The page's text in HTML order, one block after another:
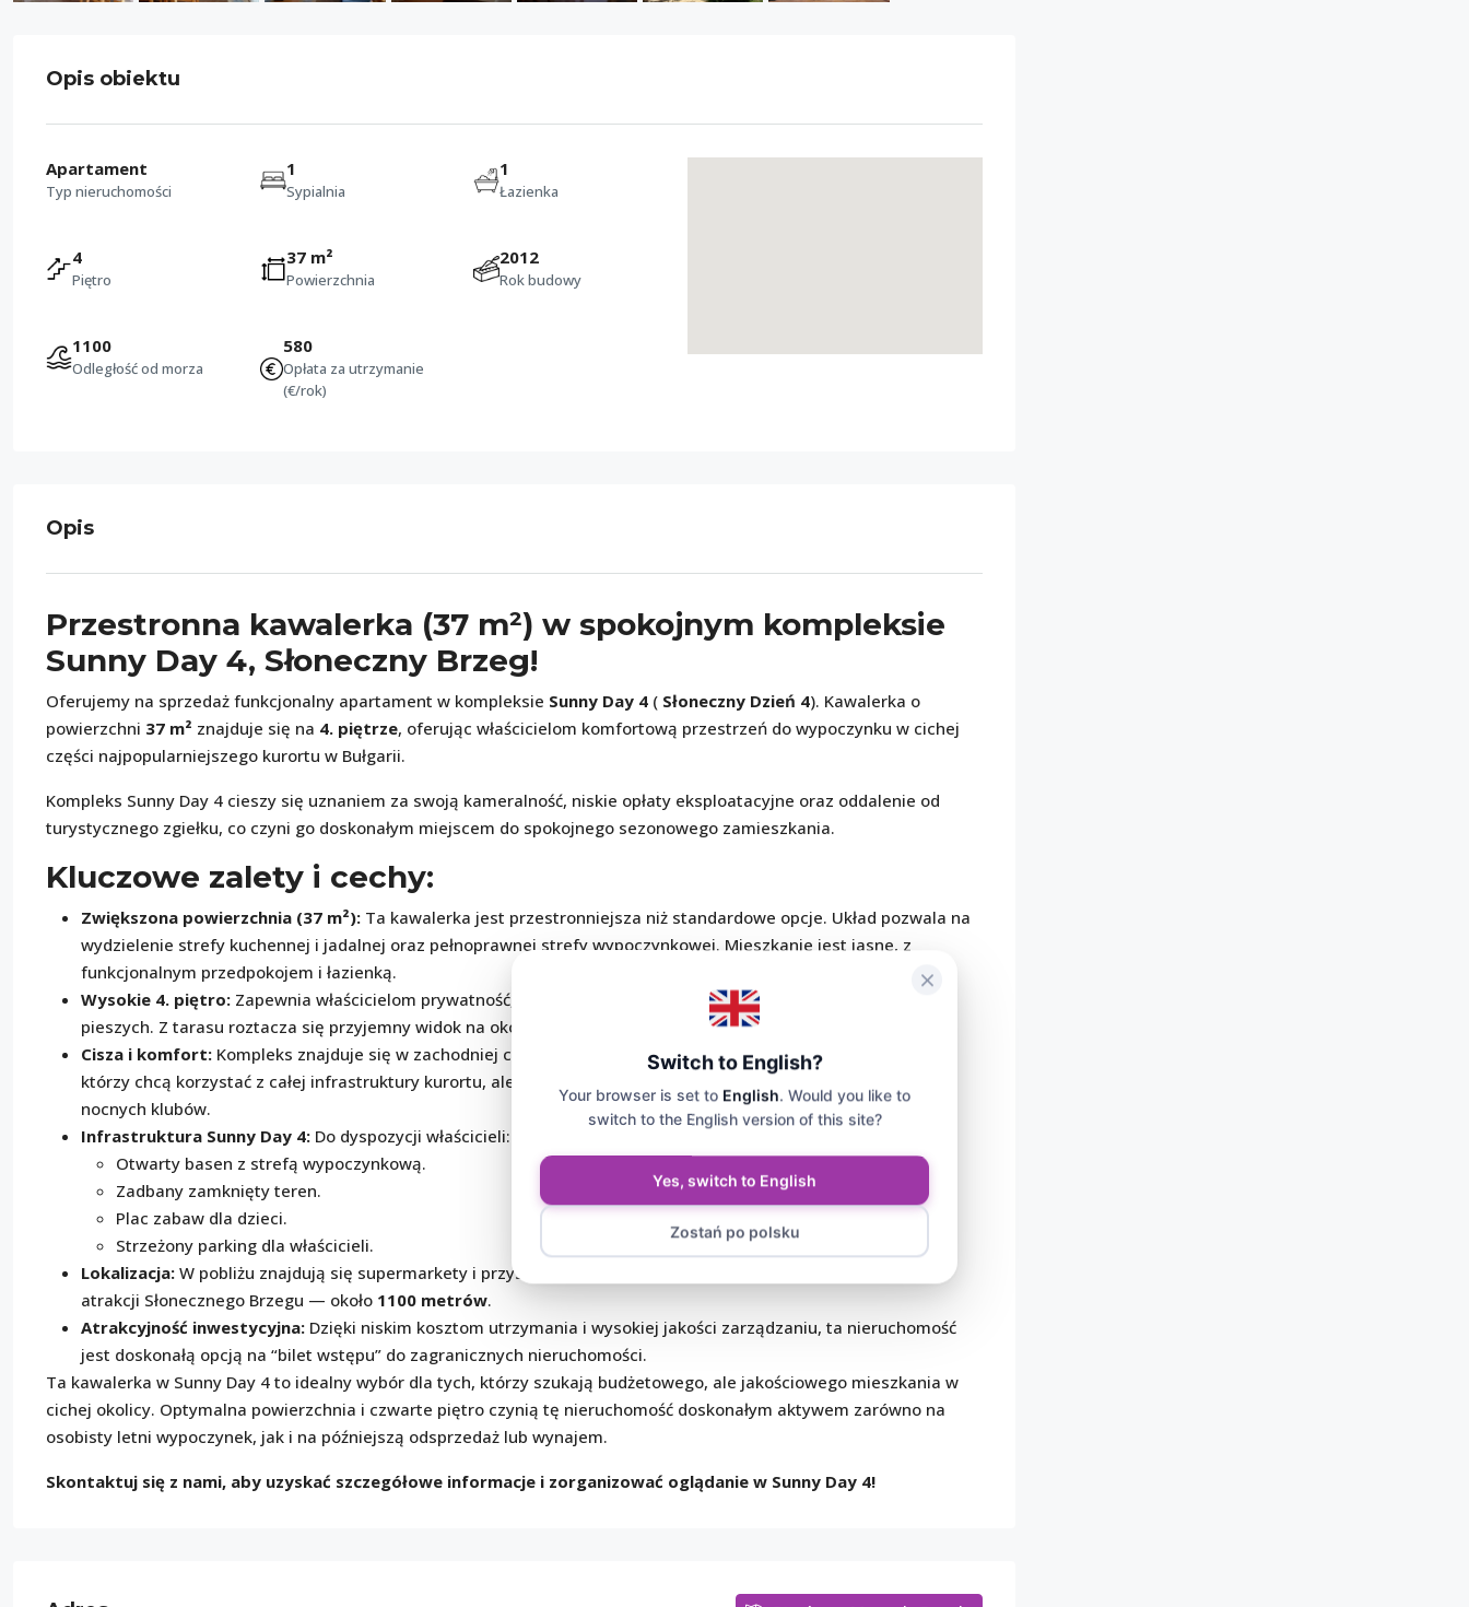
Opis obiektu
Apartament
Typ nieruchomości
1
Sypialnia
1
Łazienka
4
Piętro
37 m²
Powierzchnia
2012
Rok budowy
1100
Odległość od morza
580
Opłata za utrzymanie
(€/rok)
Opis
Przestronna kawalerka (37 m²) w spokojnym kompleksie
Sunny Day 4, Słoneczny Brzeg!
Oferujemy na sprzedaż funkcjonalny apartament w kompleksie Sunny Day 4 ( Słoneczny Dzień 4). Kawalerka o
powierzchni 37 m² znajduje się na 4. piętrze, oferując właścicielom komfortową przestrzeń do wypoczynku w cichej
części najpopularniejszego kurortu w Bułgarii.
Kompleks Sunny Day 4 cieszy się uznaniem za swoją kameralność, niskie opłaty eksploatacyjne oraz oddalenie od
turystycznego zgiełku, co czyni go doskonałym miejscem do spokojnego sezonowego zamieszkania.
Kluczowe zalety i cechy:
Zwiększona powierzchnia (37 m²): Ta kawalerka jest przestronniejsza niż standardowe opcje. Układ pozwala na
wydzielenie strefy kuchennej i jadalnej oraz pełnoprawnej strefy wypoczynkowej. Mieszkanie jest jasne, z
funkcjonalnym przedpokojem i łazienką.
Wysokie 4. piętro: Zapewnia właścicielom prywatność, obfitość naturalnego światła i brak hałasu z terenów
pieszych. Z tarasu roztacza się przyjemny widok na okolicę i zielone pola.
Cisza i komfort: Kompleks znajduje się w zachodniej części Słonecznego Brzegu. To idealny wybór dla tych,
którzy chcą korzystać z całej infrastruktury kurortu, ale mieszkać w cichym miejscu, z dala od głośnej muzyki i
nocnych klubów.
Infrastruktura Sunny Day 4: Do dyspozycji właścicieli:
Otwarty basen z strefą wypoczynkową.
Zadbany zamknięty teren.
Plac zabaw dla dzieci.
Strzeżony parking dla właścicieli.
Lokalizacja: W pobliżu znajdują się supermarkety i przystanki komunikacji. Do piaszczystych plaż i centralnych
atrakcji Słonecznego Brzegu — około 1100 metrów.
Atrakcyjność inwestycyjna: Dzięki niskim kosztom utrzymania i wysokiej jakości zarządzaniu, ta nieruchomość
jest doskonałą opcją na “bilet wstępu” do zagranicznych nieruchomości.
Ta kawalerka w Sunny Day 4 to idealny wybór dla tych, którzy szukają budżetowego, ale jakościowego mieszkania w
cichej okolicy. Optymalna powierzchnia i czwarte piętro czynią tę nieruchomość doskonałym aktywem zarówno na
osobisty letni wypoczynek, jak i na późniejszą odsprzedaż lub wynajem.
Skontaktuj się z nami, aby uzyskać szczegółowe informacje i zorganizować oglądanie w Sunny Day 4!
Switch to English?
Your browser is set to English. Would you like to
switch to the English version of this site?
Yes, switch to English
Zostań po polsku